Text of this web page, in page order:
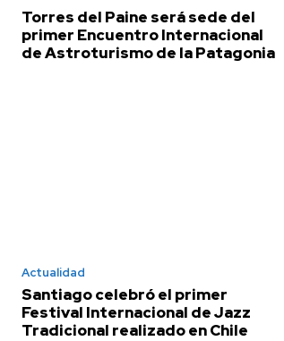
Torres del Paine será sede del
primer Encuentro Internacional
de Astroturismo de la Patagonia
Actualidad
Santiago celebró el primer
Festival Internacional de Jazz
Tradicional realizado en Chile